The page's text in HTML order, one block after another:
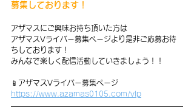
募集しております！
アザマスにご興味お持ち頂いた方は
アザマスVライバー募集ページより是非ご応募お待
ちしております！
みんなで楽しく配信活動していきましょう！！
📱アザマスVライバー募集ページ
https://www.azamas0105.com/vlp